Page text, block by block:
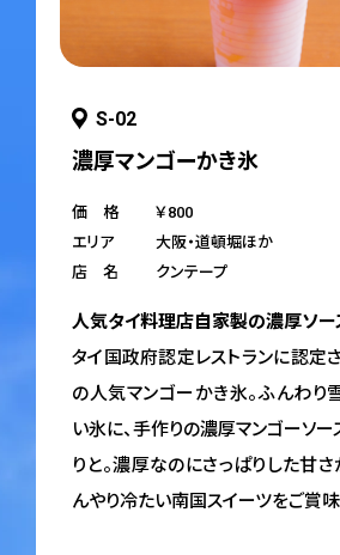
S-02
濃厚マンゴーかき氷
価 格
￥800
エリア
大阪・道頓堀ほか
店 名
クンテープ
人気タイ料理店自家製の濃厚ソー
タイ国政府認定レストランに認定
の人気マンゴーかき氷。ふんわり
い氷に、手作りの濃厚マンゴーソ
りと。濃厚なのにさっぱりした甘
んやり冷たい南国スイーツをご賞味